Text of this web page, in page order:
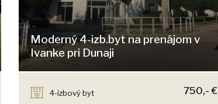
Moderný 4-izb.byt na prenájom v
Ivanke pri Dunaji
4-izbový byt
750,- €